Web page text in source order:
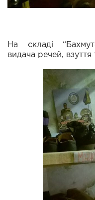
На складі
видача речей, взуття